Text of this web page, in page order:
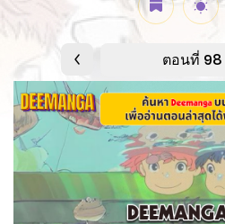
ตอนที่ 98